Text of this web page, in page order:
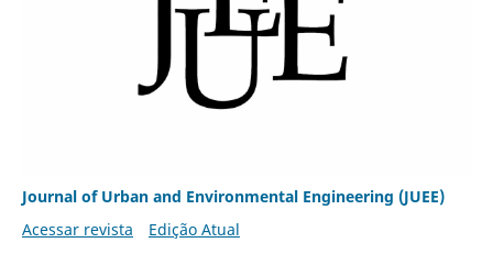
Journal of Urban and Environmental Engineering (JUEE)
Acessar revista
Edição Atual